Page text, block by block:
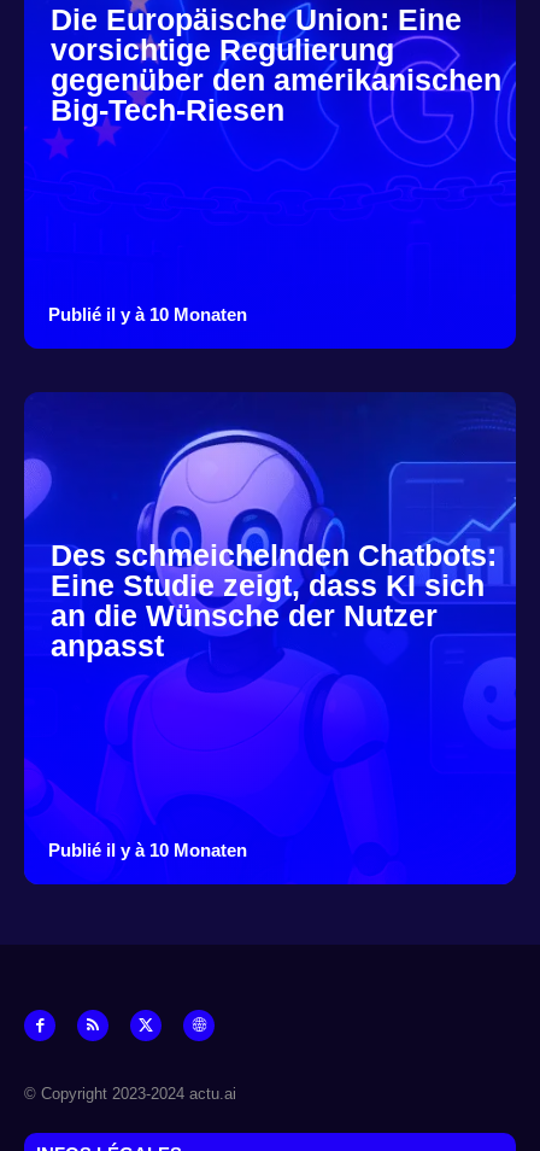
Die Europäische Union: Eine
vorsichtige Regulierung
gegenüber den amerikanischen
Big-Tech-Riesen
Publié il y à 10 Monaten
Des schmeichelnden Chatbots:
Eine Studie zeigt, dass KI sich
an die Wünsche der Nutzer
anpasst
Publié il y à 10 Monaten
© Copyright 2023-2024 actu.ai